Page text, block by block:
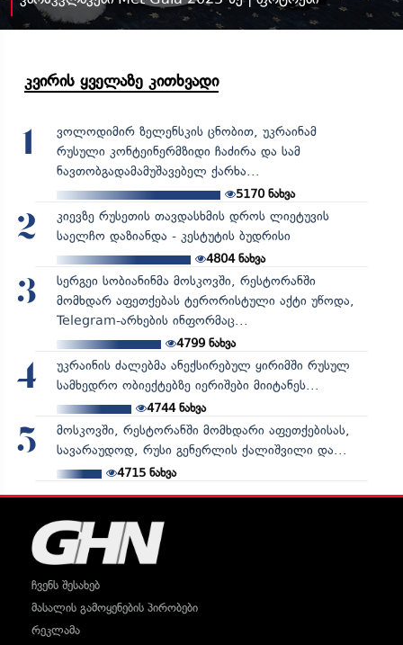
კვირის ყველაზე კითხვადი
1
ვოლოდიმირ ზელენსკის ცნობით, უკრაინამ
რუსული კონტეინერმზიდი ჩაძირა და სამ
ნავთობგადამამუშავებელ ქარხა...
5170ნახვა
2
კიევზე რუსეთის თავდასხმის დროს ლიეტუვის
საელჩო დაზიანდა - კესტუტის ბუდრისი
4804ნახვა
3
სერგეი სობიანინმა მოსკოვში, რესტორანში
მომხდარ აფეთქებას ტერორისტული აქტი უწოდა,
Telegram-არხების ინფორმაც...
4799ნახვა
4
უკრაინის ძალებმა ანექსირებულ ყირიმში რუსულ
სამხედრო ობიექტებზე იერიშები მიიტანეს...
4744ნახვა
5
მოსკოვში, რესტორანში მომხდარი აფეთქებისას,
სავარაუდოდ, რუსი გენერლის ქალიშვილი და...
4715ნახვა
ჩვენს შესახებ
მასალის გამოყენების პირობები
რეკლამა